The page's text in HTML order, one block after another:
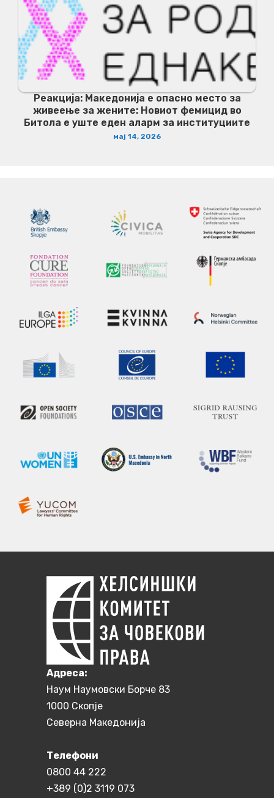
Реакција: Македонија е опасно место за
живеење за жените: Новиот фемицид во
Битола е уште еден аларм за институциите
мај 14, 2026
Aдреса:
Наум Наумовски Борче 83
1000 Скопје
Северна Македонија
Телефони
0800 44 222
+389 (0)2 3119 073